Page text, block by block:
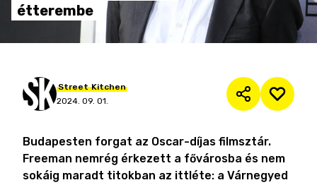
étterembe
Street Kitchen
2024. 09. 01.
Budapesten forgat az Oscar-díjas filmsztár.
Freeman nemrég érkezett a fővárosba és nem
sokáig maradt titokban az ittléte: a Várnegyed